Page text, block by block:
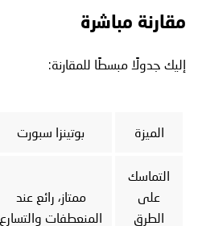
مقارنة مباشرة
إليك جدولًا مبسطًا للمقارنة:
الميزة بوتينزا سبورت
التماسك
على
الطرق
ممتاز، رائع عند
المنعطفات والتسارع